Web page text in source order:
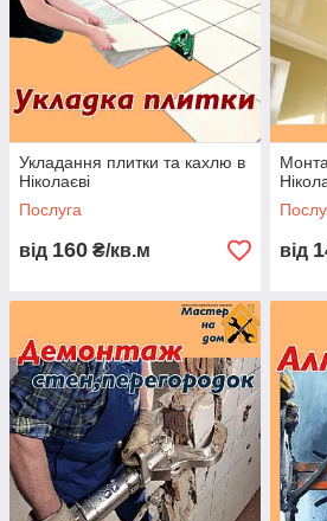
Укладання плитки та кахлю в
Ніколаєві
Послуга
від 160 ₴/кв.м від